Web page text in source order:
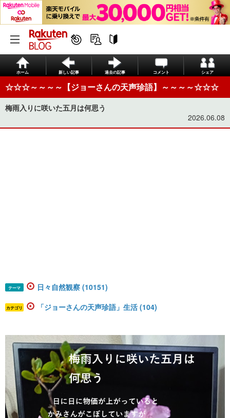
ホーム 新しい記事 過去の記事 コメント シェア
☆☆☆～～～～【ジョーさんの天声珍語】～～～～☆☆☆
梅雨入りに咲いた五月は何思う
2026.06.08
テーマ 日々自然観察 (10151)
カテゴリ 「ジョーさんの天声珍語」生活 (104)